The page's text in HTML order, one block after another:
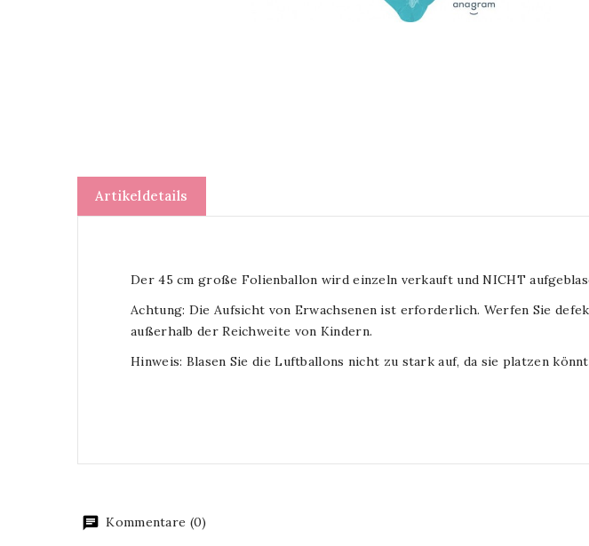
Artikeldetails
Der 45 cm große Folienballon wird einzeln verkauft und NICHT
Achtung: Die Aufsicht von Erwachsenen ist erforderlich. Werfen Sie
außerhalb der Reichweite von Kindern.
Hinweis: Blasen Sie die Luftballons nicht zu stark auf, da sie platzen
Kommentare (0)